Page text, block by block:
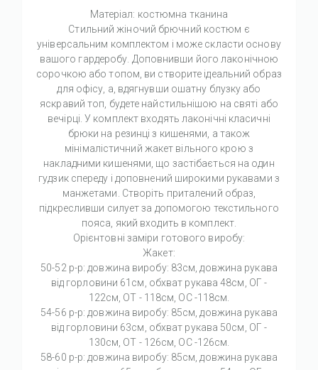
Матеріал: костюмна тканина
Стильний жіночий брючний костюм є
універсальним комплектом і може скласти основу
вашого гардеробу. Доповнивши його лаконічною
сорочкою або топом, ви створите ідеальний образ
для офісу, а, вдягнувши ошатну блузку або
яскравий топ, будете найстильнішою на святі або
вечірці. У комплект входять лаконічні класичні
брюки на резинці з кишенями, а також
мінімалістичний жакет вільного крою з
накладними кишенями, що застібається на один
гудзик спереду і доповнений широкими рукавами з
манжетами. Створіть приталений образ,
підкресливши силует за допомогою текстильного
пояса, який входить в комплект.
Орієнтовні заміри готового виробу:
Жакет:
50-52 р-р: довжина виробу: 83см, довжина рукава
від горловини 61см, обхват рукава 48см, ОГ -
122см, ОТ - 118см, ОС -118см.
54-56 р-р: довжина виробу: 85см, довжина рукава
від горловини 63см, обхват рукава 50см, ОГ -
130см, ОТ - 126см, ОС -126см.
58-60 р-р: довжина виробу: 85см, довжина рукава